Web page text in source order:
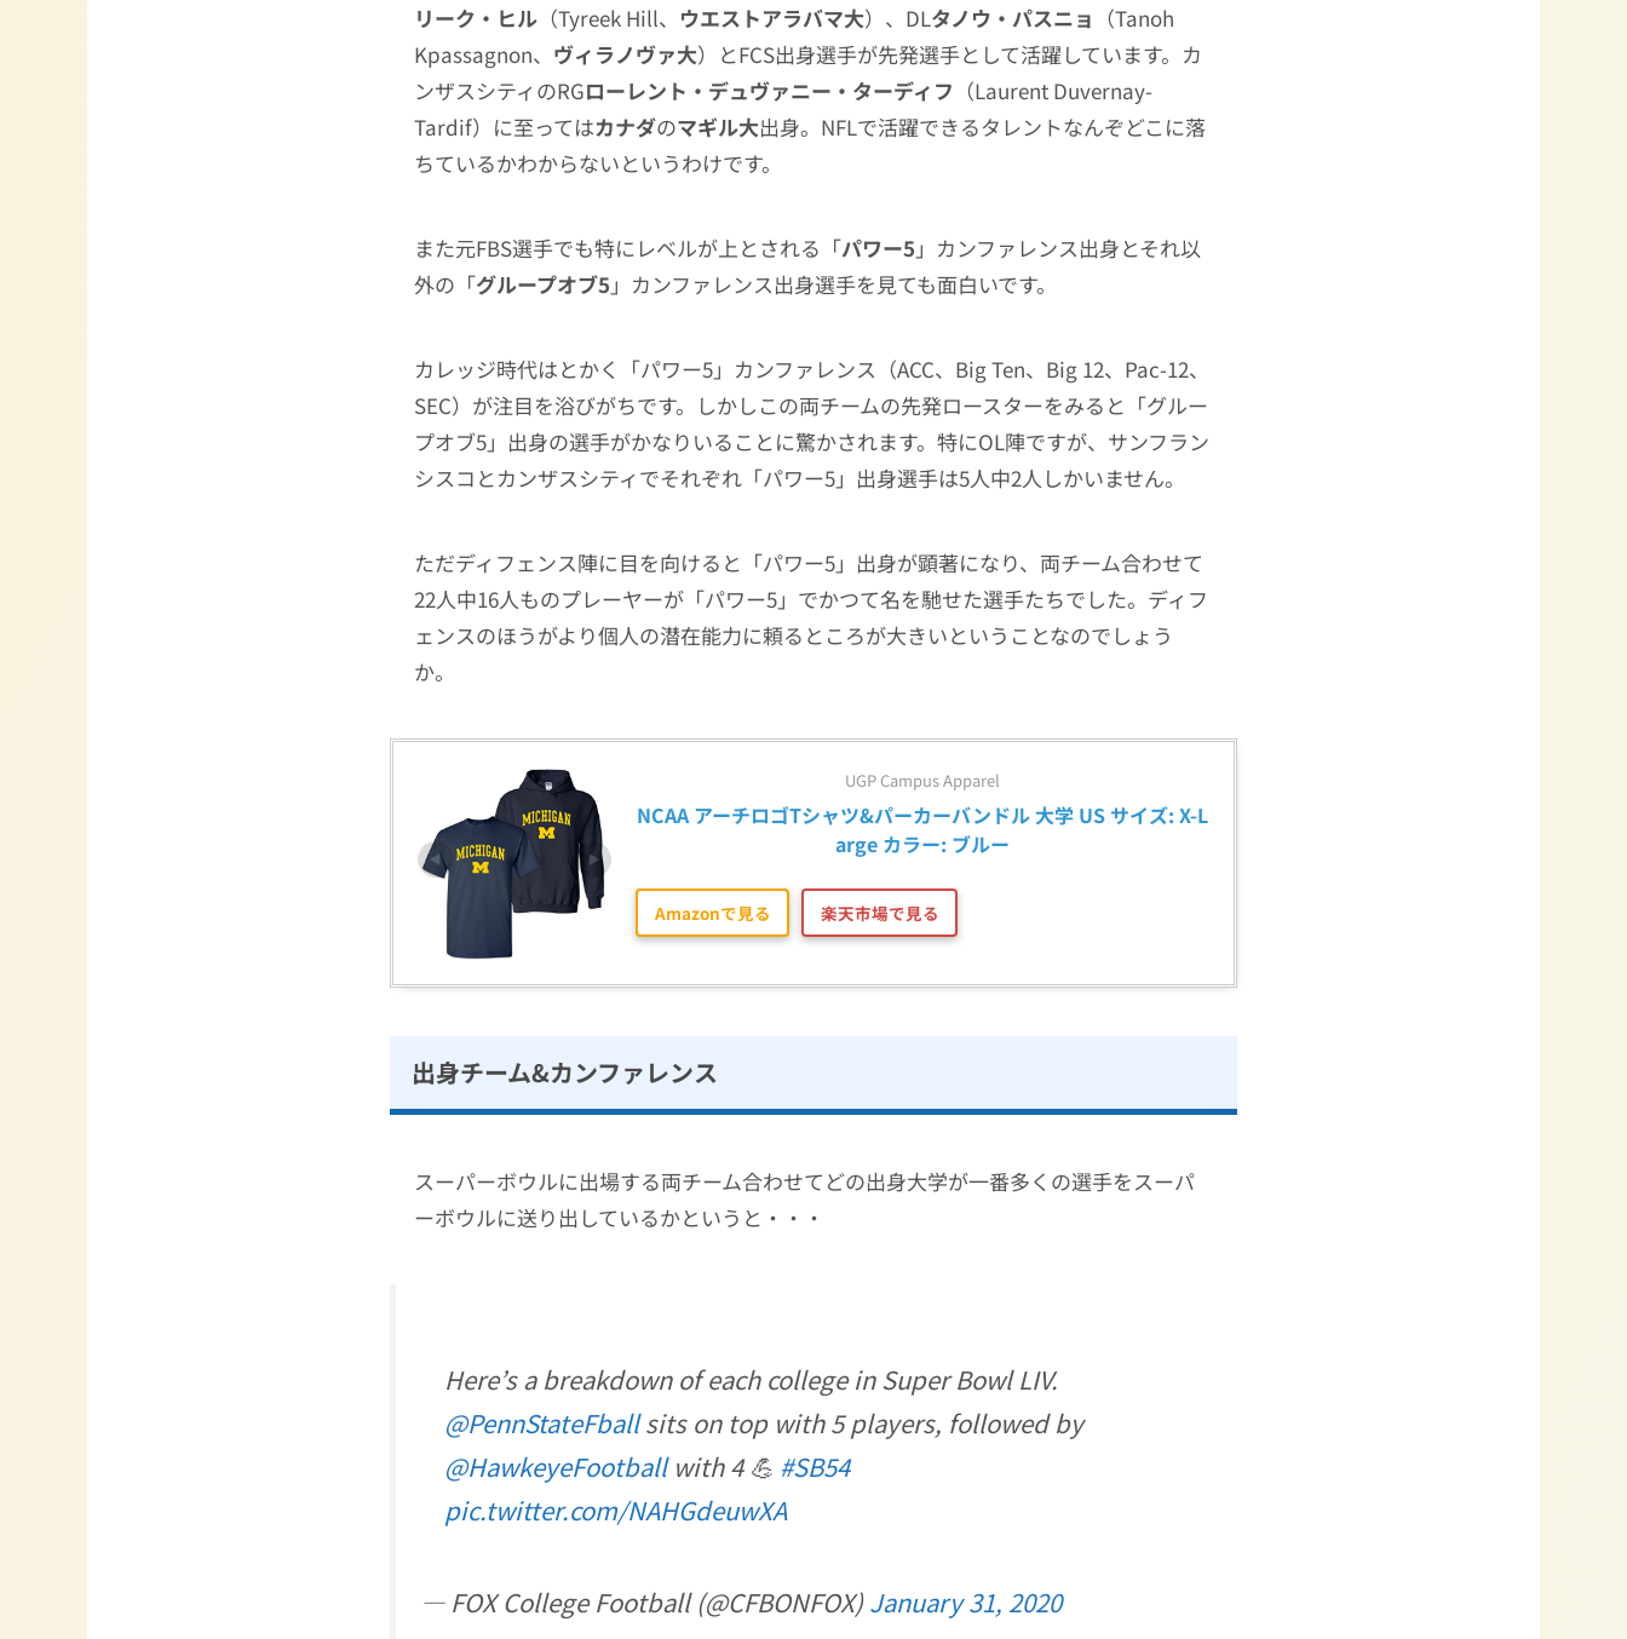
リーク・ヒル （Tyreek Hill、 ウエストアラバマ大）、DLタノウ・パスニョ （Tanoh
Kpassagnon、 ヴィラノヴァ大）とFCS出身選手が先発選手として活躍しています。カ
ンザスシティのRGローレント・デュヴァニー・ターディフ （Laurent Duvernay-
Tardif）に至ってはカナダのマギル大出身。NFLで活躍できるタレントなんぞどこに落
ちているかわからないというわけです。
また元FBS選手でも特にレベルが上とされる「パワー5 」カンファレンス出身とそれ以
外の「グループオブ5 」カンファレンス出身選手を見ても面白いです。
カレッジ時代はとかく「パワー5」カンファレンス（ACC、Big Ten、Big 12、Pac-12、
SEC）が注目を浴びがちです。しかしこの両チームの先発ロースターをみると「グルー
プオブ5」出身の選手がかなりいることに驚かされます。特にOL陣ですが、サンフラン
シスコとカンザスシティでそれぞれ「パワー5」出身選手は5人中2人しかいません。
ただディフェンス陣に目を向けると「パワー5」出身が顕著になり、両チーム合わせて
22人中16人ものプレーヤーが「パワー5」でかつて名を馳せた選手たちでした。ディフ
ェンスのほうがより個人の潜在能力に頼るところが大きいということなのでしょう
か。
UGP Campus Apparel
NCAA アーチロゴTシャツ&パーカーバンドル 大学 US サイズ: X-L
arge カラー: ブルー
Amazonで見る 楽天市場で見る
出身チーム&カンファレンス
スーパーボウルに出場する両チーム合わせてどの出身大学が一番多くの選手をスーパ
ーボウルに送り出しているかというと・・・
Here’s a breakdown of each college in Super Bowl LIV.
@PennStateFballsits on top with 5 players, followed by
@HawkeyeFootballwith 4 💪 #SB54
pic.twitter.com/NAHGdeuwXA
— FOX College Football (@CFBONFOX)January 31, 2020